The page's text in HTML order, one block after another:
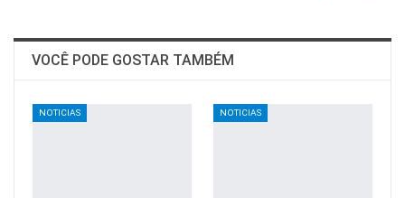
VOCÊ PODE GOSTAR TAMBÉM
NOTICIAS NOTICIAS